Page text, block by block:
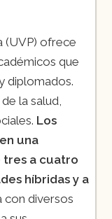
(UVP) ofrece
que
diplomados.
la salud,
Los
una
a cuatro
híbridas y a
con diversos